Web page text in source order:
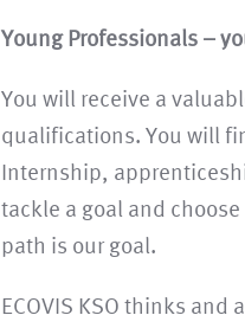
Young Professionals –
You will receive a
qualifications. You will
Internship,
tackle a goal and
path is our goal.
ECOVIS KSO thinks